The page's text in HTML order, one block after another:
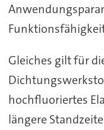
Gleiches gilt für
hochfluoriertes
längere